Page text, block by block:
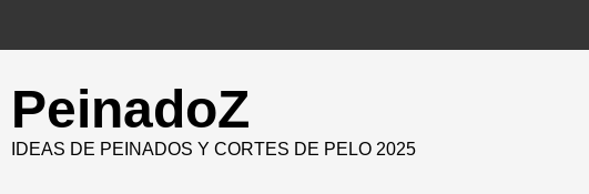
PeinadoZ
IDEAS DE PEINADOS Y CORTES DE PELO 2025